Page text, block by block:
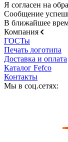
Я согласен на
Сообщение
В ближайшее
Компания
ГОСТы
Печать логотипа
Доставка и оплата
Каталог Fefco
Контакты
Мы в соц.сетях: